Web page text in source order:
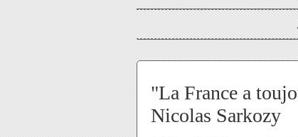
"La France a
Nicolas Sarkozy